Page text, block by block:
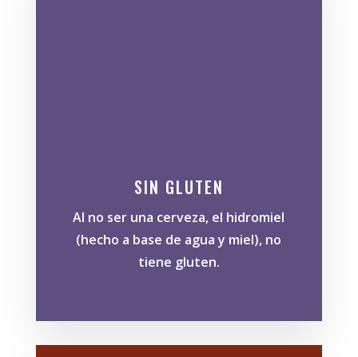
SIN GLUTEN
Al no ser una cerveza, el hidromiel
(hecho a base de agua y miel), no
tiene gluten.